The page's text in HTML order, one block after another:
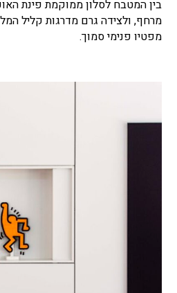
בין המטבח לסלון ממוקמת פינת
מרחף, ולצידה גרם מדרגות קליל
מפטיו פנימי סמוך.